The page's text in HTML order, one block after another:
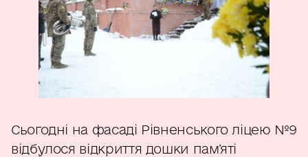
Сьогодні на фасаді Рівненського ліцею №9
відбулося відкриття дошки пам’яті